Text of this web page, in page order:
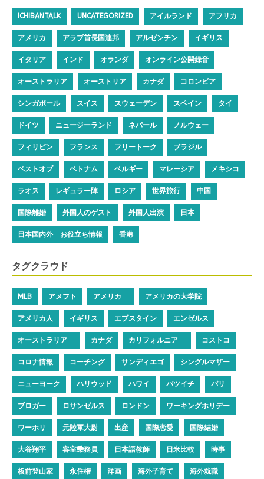
ICHIBANTALK UNCATEGORIZED アイルランド アフリカ
アメリカ アラブ首長国連邦 アルゼンチン イギリス
イタリア インド オランダ オンライン公開録音
オーストラリア オーストリア カナダ コロンビア
シンガポール スイス スウェーデン スペイン タイ
ドイツ ニュージーランド ネパール ノルウェー
フィリピン フランス フリートーク ブラジル
ベストオブ ベトナム ベルギー マレーシア メキシコ
ラオス レギュラー陣 ロシア 世界旅行 中国
国際離婚 外国人のゲスト 外国人出演 日本
日本国内外 お役立ち情報 香港
タグクラウド
MLB アメフト アメリカ アメリカの大学院
アメリカ人 イギリス エプスタイン エンゼルス
オーストラリア カナダ カリフォルニア コストコ
コロナ情報 コーチング サンディエゴ シングルマザー
ニューヨーク ハリウッド ハワイ バツイチ パリ
ブロガー ロサンゼルス ロンドン ワーキングホリデー
ワーホリ 元陸軍大尉 出産 国際恋愛 国際結婚
大谷翔平 客室乗務員 日本語教師 日米比較 時事
板前登山家 永住権 洋画 海外子育て 海外就職